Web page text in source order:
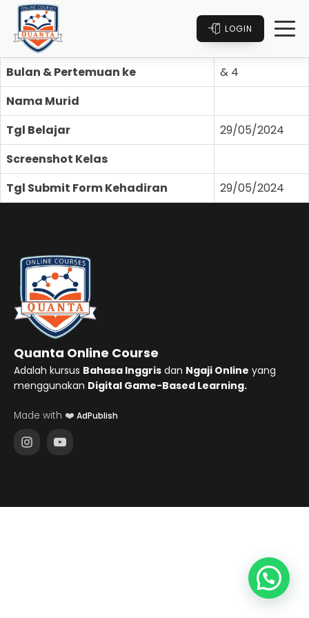
LOGIN
Bulan & Pertemuan ke
& 4
Nama Murid
Tgl Belajar
29/05/2024
Screenshot Kelas
Tgl Submit Form Kehadiran
29/05/2024
Quanta Online Course
Adalah kursus Bahasa Inggris dan Ngaji Online yang
menggunakan Digital Game-Based Learning.
Made with ❤️ AdPublish